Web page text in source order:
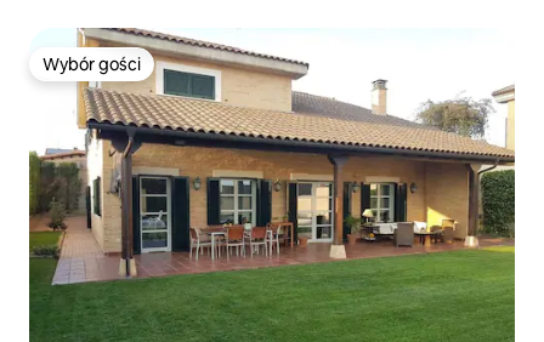
Wybór gości
Wybór gości